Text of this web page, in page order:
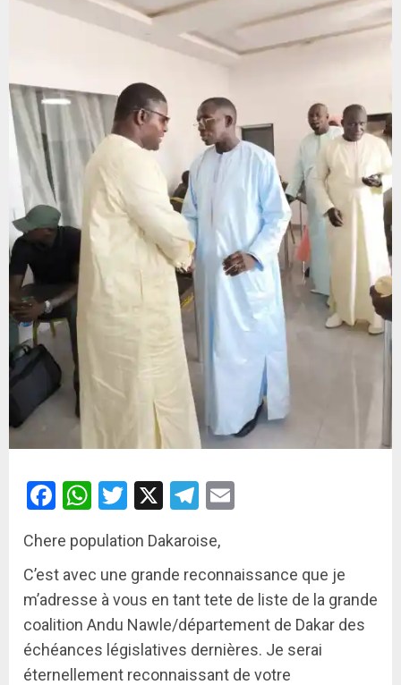
Facebook
WhatsApp
Twitter
X Telegram
Chere population Dakaroise,
C’est avec une grande reconnaissance que je
m’adresse à vous en tant tete de liste de la grande
coalition Andu Nawle/département de Dakar des
échéances législatives dernières. Je serai
éternellement reconnaissant de votre